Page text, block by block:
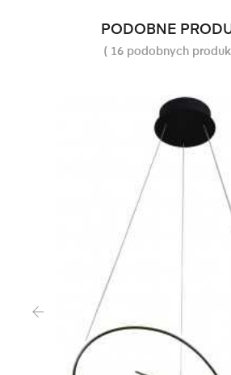
PODOBNE
( 16 podobnych